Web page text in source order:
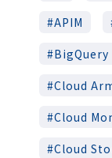
APIM
BigQuery
Cloud
Cloud
Cloud